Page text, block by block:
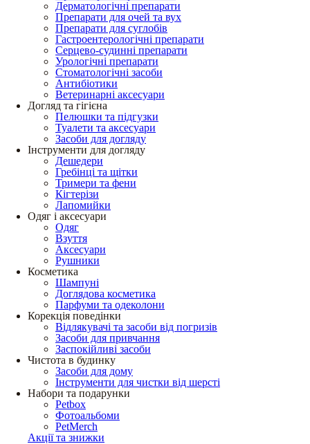
Дерматологічні препарати
Препарати для очей та вух
Препарати для суглобів
Гастроентерологічні препарати
Серцево-судинні препарати
Урологічні препарати
Стоматологічні засоби
Антибіотики
Ветеринарні аксесуари
Догляд та гігієна
Пелюшки та підгузки
Туалети та аксесуари
Засоби для догляду
Інструменти для догляду
Дешедери
Гребінці та щітки
Тримери та фени
Кігтерізи
Лапомийки
Одяг і аксесуари
Одяг
Взуття
Аксесуари
Рушники
Косметика
Шампуні
Доглядова косметика
Парфуми та одеколони
Корекція поведінки
Відлякувачі та засоби від погризів
Засоби для привчання
Заспокійливі засоби
Чистота в будинку
Засоби для дому
Інструменти для чистки від шерсті
Набори та подарунки
Petbox
Фотоальбоми
PetMerch
Акції та знижки